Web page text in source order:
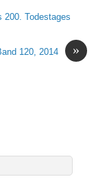
200. Todestages
»
120, 2014